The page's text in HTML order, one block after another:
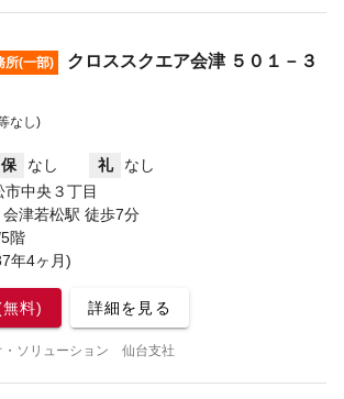
所(一部) クロススクエア会津 ５０１－３
なし)
保 なし 礼
なし
中央３丁目
会津若松駅 徒歩7分
階
年4ヶ月)
料) 詳細を見る
・ソリューション 仙台支社